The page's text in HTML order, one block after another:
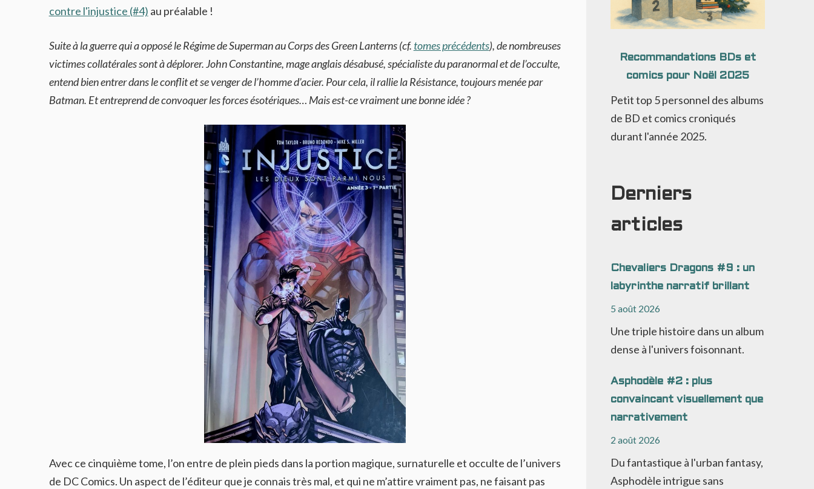
contre l'injustice (#4) au préalable !
Suite à la guerre qui a opposé le Régime de Superman au Corps des Green Lanterns (cf. tomes précédents), de nombreuses
victimes collatérales sont à déplorer. John Constantine, mage anglais désabusé, spécialiste du paranormal et de l’occulte,
entend bien entrer dans le conflit et se venger de l’homme d’acier. Pour cela, il rallie la Résistance, toujours menée par
Batman. Et entreprend de convoquer les forces ésotériques… Mais est-ce vraiment une bonne idée ?
Avec ce cinquième tome, l’on entre de plein pieds dans la portion magique, surnaturelle et occulte de l’univers
de DC Comics. Un aspect de l’éditeur que je connais très mal, et qui ne m’attire vraiment pas, ne faisant pas
Recommandations BDs et
comics pour Noël 2025
Petit top 5 personnel des albums
de BD et comics croniqués
durant l'année 2025.
Derniers
articles
Chevaliers Dragons #9 : un
labyrinthe narratif brillant
5 août 2026
Une triple histoire dans un album
dense à l'univers foisonnant.
Asphodèle #2 : plus
convaincant visuellement que
narrativement
2 août 2026
Du fantastique à l'urban fantasy,
Asphodèle intrigue sans